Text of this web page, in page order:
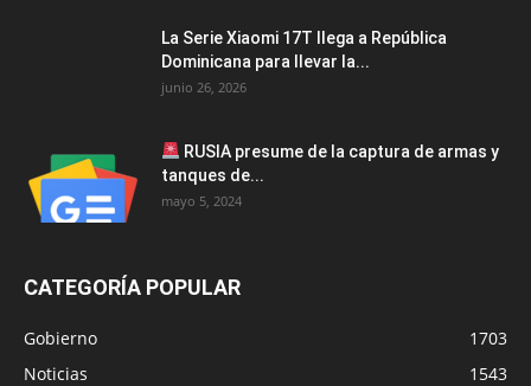
La Serie Xiaomi 17T llega a República
Dominicana para llevar la...
junio 26, 2026
RUSIA presume de la captura de armas y
tanques de...
mayo 5, 2024
CATEGORÍA POPULAR
Gobierno
1703
Noticias
1543